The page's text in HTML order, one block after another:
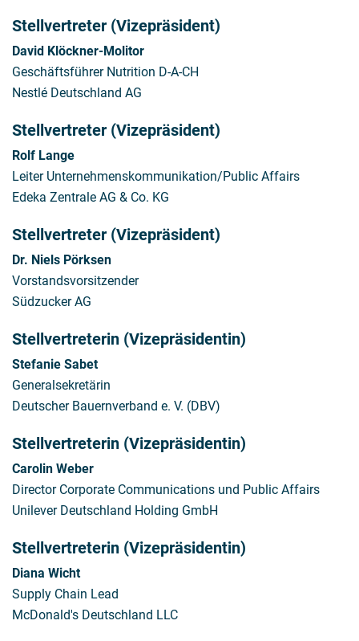
Stellvertreter (Vizepräsident)
David Klöckner-Molitor
Geschäftsführer Nutrition D-A-CH
Nestlé Deutschland AG
Stellvertreter (Vizepräsident)
Rolf Lange
Leiter Unternehmenskommunikation/Public Affairs
Edeka Zentrale AG & Co. KG
Stellvertreter (Vizepräsident)
Dr. Niels Pörksen
Vorstandsvorsitzender
Südzucker AG
Stellvertreterin (Vizepräsidentin)
Stefanie Sabet
Generalsekretärin
Deutscher Bauernverband e. V. (DBV)
Stellvertreterin (Vizepräsidentin)
Carolin Weber
Director Corporate Communications und Public Affairs
Unilever Deutschland Holding GmbH
Stellvertreterin (Vizepräsidentin)
Diana Wicht
Supply Chain Lead
McDonald's Deutschland LLC